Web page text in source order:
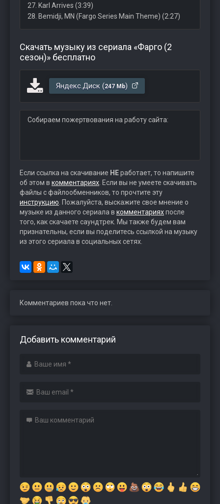
27. Karl Arrives (3:39)
28. Bemidji, MN (Fargo Series Main Theme) (2:27)
Скачать музыку из сериала «Фарго (2
сезон)» бесплатно
Яндекс.Диск (247 Mb)
Собираем пожертвования на работу сайта:
Если ссылка на скачивание НЕработает, то напишите
об этом в комментариях . Если вы не умеете скачивать
файлы с файлообменников, то прочтите эту
инструкцию . Пожалуйста, выскажите свое мнение о
музыке из данного сериала в комментарияхпосле
того, как скачаете саундтрек. Мы также будем вам
признательны, если вы поделитесь ссылкой на музыку
из этого сериала в социальных сетях.
Комментариев пока что нет.
Добавить комментарий